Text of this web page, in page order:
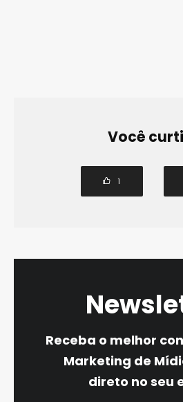
Você
1
Receba o melhor
Marketing de
direto no seu